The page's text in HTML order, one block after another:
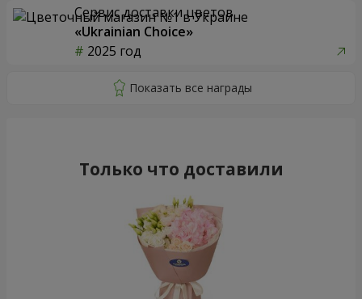
Сервис доставки цветов
«Ukrainian Choice»
2025 год
Только что доставили